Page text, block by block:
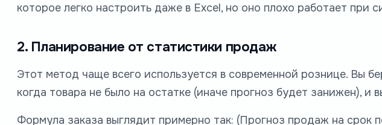
которое легко настроить даже в Excel, но оно плохо работает при
2. Планирование от статистики продаж
Этот метод чаще всего используется в современной рознице. Вы
когда товара не было на остатке (иначе прогноз будет занижен), и
Формула заказа выглядит примерно так: (Прогноз продаж на срок